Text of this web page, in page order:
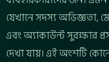
যেখানে সদস্য অভিজ্ঞতা,
এবং অ্যাকাউন্ট সুরক্ষার
দেখা যায়। এই অংশটি